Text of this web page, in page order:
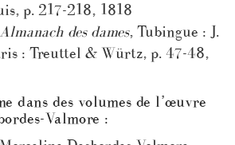
p. 217-218, 1818
Almanach des dames, Tubingue : J.
: Treuttel & Würtz, p. 47-48,
dans des volumes de l’œuvre
Valmore :